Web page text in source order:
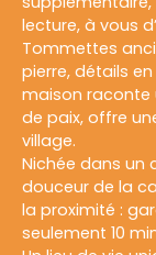
lecture, à vous
Tommettes
pierre, détails
maison raconte
de paix, offre
village.
Nichée dans un
douceur de la
la proximité :
seulement 10